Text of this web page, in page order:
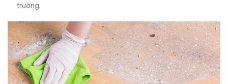
trường.